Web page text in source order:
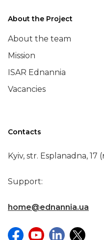
About the Project
About the team
Mission
ISAR Ednannia
Vacancies
Contacts
Kyiv, str. Esplanadna, 17
Support:
home@ednannia.ua